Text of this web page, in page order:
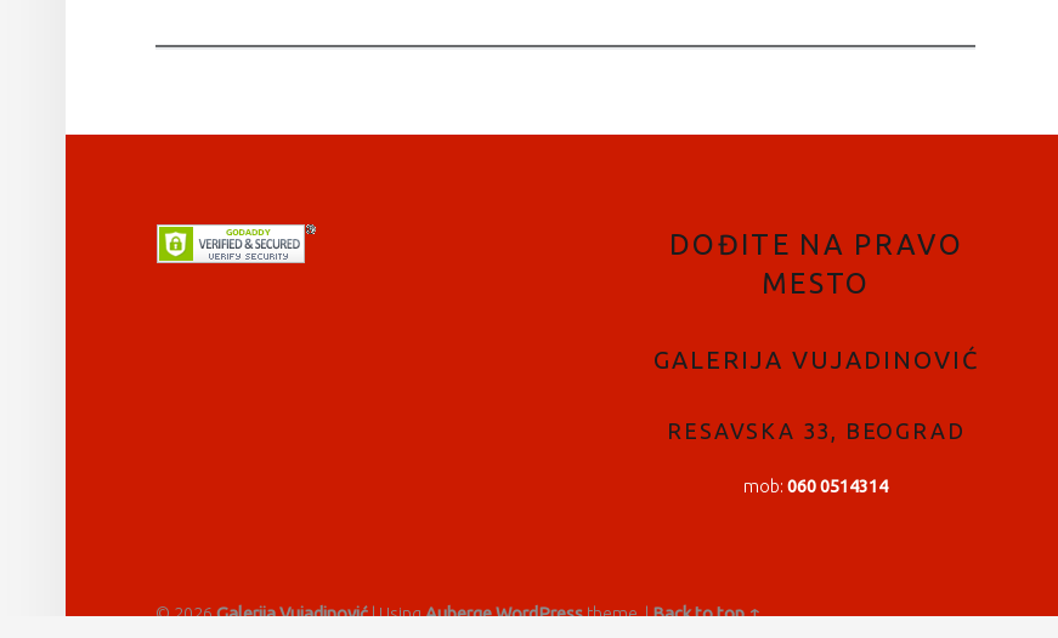
FOOTER SIDEBAR
DOĐITE NA PRAVO
MESTO
GALERIJA VUJADINOVIĆ
RESAVSKA 33, BEOGRAD
mob:060 0514314
© 2026Galerija Vujadinović|UsingAubergeWordPresstheme.|Back to top ↑